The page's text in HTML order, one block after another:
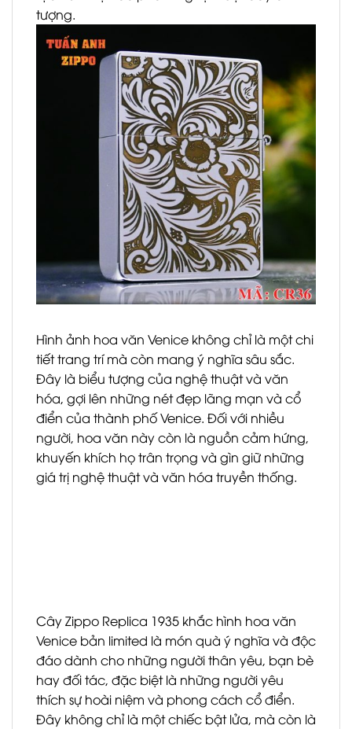
tượng.
Hình ảnh hoa văn Venice không chỉ là một chi
tiết trang trí mà còn mang ý nghĩa sâu sắc.
Đây là biểu tượng của nghệ thuật và văn
hóa, gợi lên những nét đẹp lãng mạn và cổ
điển của thành phố Venice. Đối với nhiều
người, hoa văn này còn là nguồn cảm hứng,
khuyến khích họ trân trọng và gìn giữ những
giá trị nghệ thuật và văn hóa truyền thống.
Cây Zippo Replica 1935 khắc hình hoa văn
Venice bản limited là món quà ý nghĩa và độc
đáo dành cho những người thân yêu, bạn bè
hay đối tác, đặc biệt là những người yêu
thích sự hoài niệm và phong cách cổ điển.
Đây không chỉ là một chiếc bật lửa, mà còn là